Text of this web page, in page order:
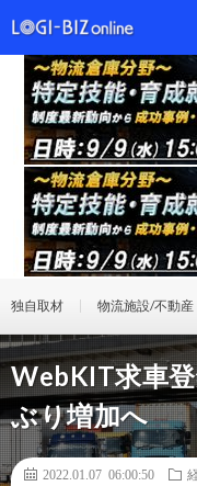
独自取材 物流施設/不動産
WebKIT求車
ぶり増加へ
2022.01.07 06:00:50